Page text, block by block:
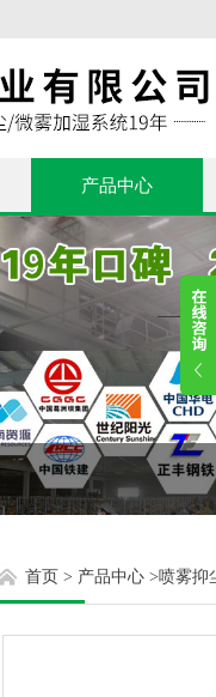
产品中心
首页 > 产品中心 >喷雾抑